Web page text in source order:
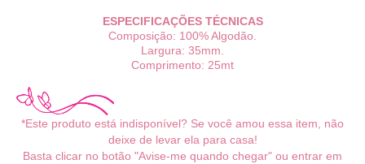
ESPECIFICAÇÕES TÉCNICAS
Composição: 100% Algodão.
Largura: 35mm.
Comprimento: 25mt
*Este produto está indisponível? Se você amou essa item, não
deixe de levar ela para casa!
Basta clicar no botão "Avise-me quando chegar" ou entrar em